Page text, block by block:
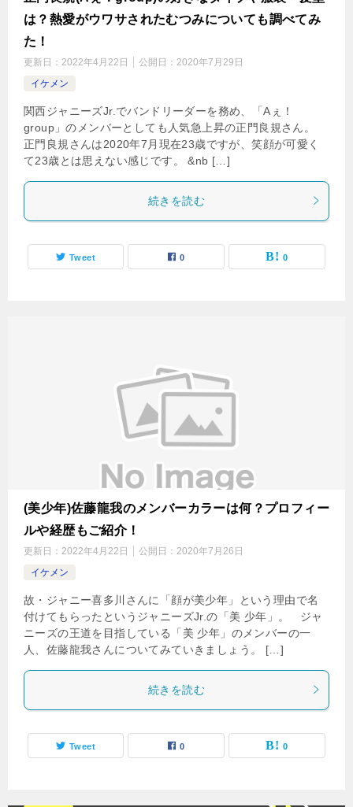
は？熱愛がウワサされたむつみについても調べてみ
た！
更新日： 2022年4月22日 公開日： 2020年7月29日
イケメン
関西ジャニーズJr.でバンドリーダーを務め、「Aぇ！
group」のメンバーとしても人気急上昇の正門良規さん。
正門良規さんは2020年7月現在23歳ですが、笑顔が可愛く
て23歳とは思えない感じです。 &nb […]
続きを読む
Tweet 0 0
(美少年)佐藤龍我のメンバーカラーは何？プロフィー
ルや経歴もご紹介！
更新日： 2022年4月22日 公開日： 2020年7月26日
イケメン
故・ジャニー喜多川さんに「顔が美少年」という理由で名
付けてもらったというジャニーズJr.の「美 少年」。 ジャ
ニーズの王道を目指している「美 少年」のメンバーの一
人、佐藤龍我さんについてみていきましょう。 […]
続きを読む
Tweet 0 0